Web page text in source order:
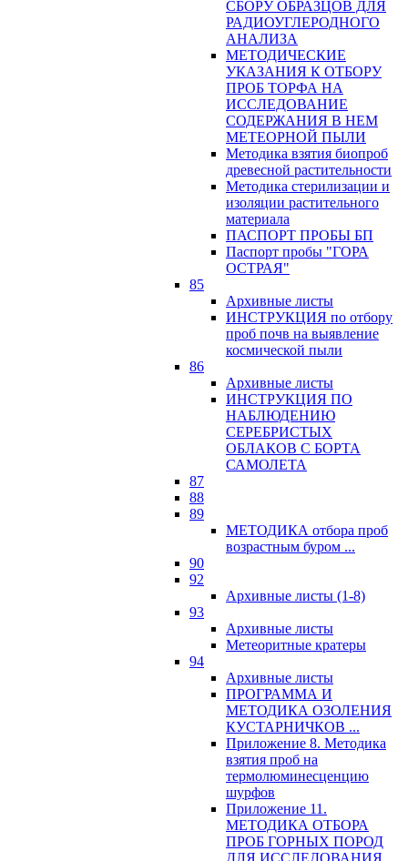
СБОРУ ОБРАЗЦОВ ДЛЯ
РАДИОУГЛЕРОДНОГО
АНАЛИЗА
МЕТОДИЧЕСКИЕ
УКАЗАНИЯ К ОТБОРУ
ПРОБ ТОРФА НА
ИССЛЕДОВАНИЕ
СОДЕРЖАНИЯ В НЕМ
МЕТЕОРНОЙ ПЫЛИ
Методика взятия биопроб
древесной растительности
Методика стерилизации и
изоляции растительного
материала
ПАСПОРТ ПРОБЫ БП
Паспорт пробы "ГОРА
ОСТРАЯ"
85
Архивные листы
ИНСТРУКЦИЯ по отбору
проб почв на выявление
космической пыли
86
Архивные листы
ИНСТРУКЦИЯ ПО
НАБЛЮДЕНИЮ
СЕРЕБРИСТЫХ
ОБЛАКОВ С БОРТА
САМОЛЕТА
87
88
89
МЕТОДИКА отбора проб
возрастным буром ...
90
92
Архивные листы (1-8)
93
Архивные листы
Метеоритные кратеры
94
Архивные листы
ПРОГРАММА И
МЕТОДИКА ОЗОЛЕНИЯ
КУСТАРНИЧКОВ ...
Приложение 8. Методика
взятия проб на
термолюминесценцию
шурфов
Приложение 11.
МЕТОДИКА ОТБОРА
ПРОБ ГОРНЫХ ПОРОД
ДЛЯ ИССЛЕДОВАНИЯ